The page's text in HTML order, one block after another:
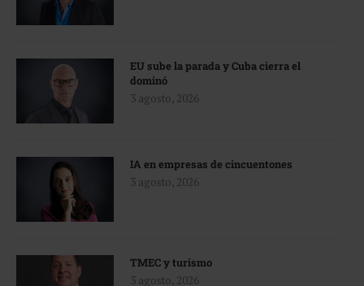
EU sube la parada y Cuba cierra el
dominó
3 agosto, 2026
IA en empresas de cincuentones
3 agosto, 2026
TMEC y turismo
3 agosto, 2026